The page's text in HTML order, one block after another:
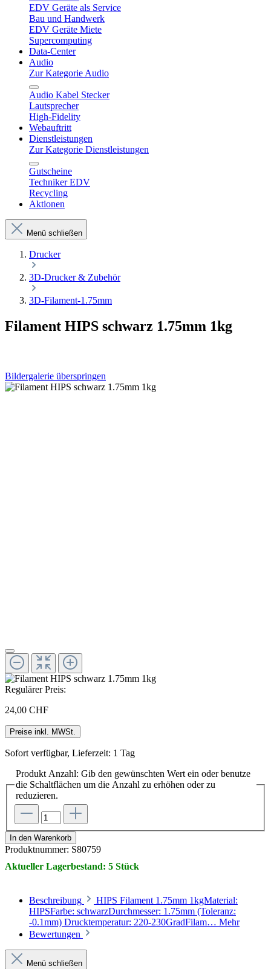
EDV Geräte als Service
Bau und Handwerk
EDV Geräte Miete
Supercomputing
Data-Center
Audio
Zur Kategorie Audio
Audio Kabel Stecker
Lautsprecher
High-Fidelity
Webauftritt
Dienstleistungen
Zur Kategorie Dienstleistungen
Gutscheine
Techniker EDV
Recycling
Aktionen
Menü schließen
Drucker
3D-Drucker & Zubehör
3D-Filament-1.75mm
Filament HIPS schwarz 1.75mm 1kg
Bildergalerie überspringen
Regulärer Preis:
24,00 CHF
Preise inkl. MWSt.
Sofort verfügbar, Lieferzeit: 1 Tag
Produkt Anzahl: Gib den gewünschten Wert ein oder benutze
die Schaltflächen um die Anzahl zu erhöhen oder zu
reduzieren.
In den Warenkorb
Produktnummer: S80759
Aktueller Lagerbestand: 5 Stück
Beschreibung
HIPS Filament 1.75mm 1kgMaterial:
HIPSFarbe: schwarzDurchmesser: 1.75mm (Toleranz:
-0.1mm) Drucktemperatur: 220-230GradFilam… Mehr
Bewertungen
Menü schließen